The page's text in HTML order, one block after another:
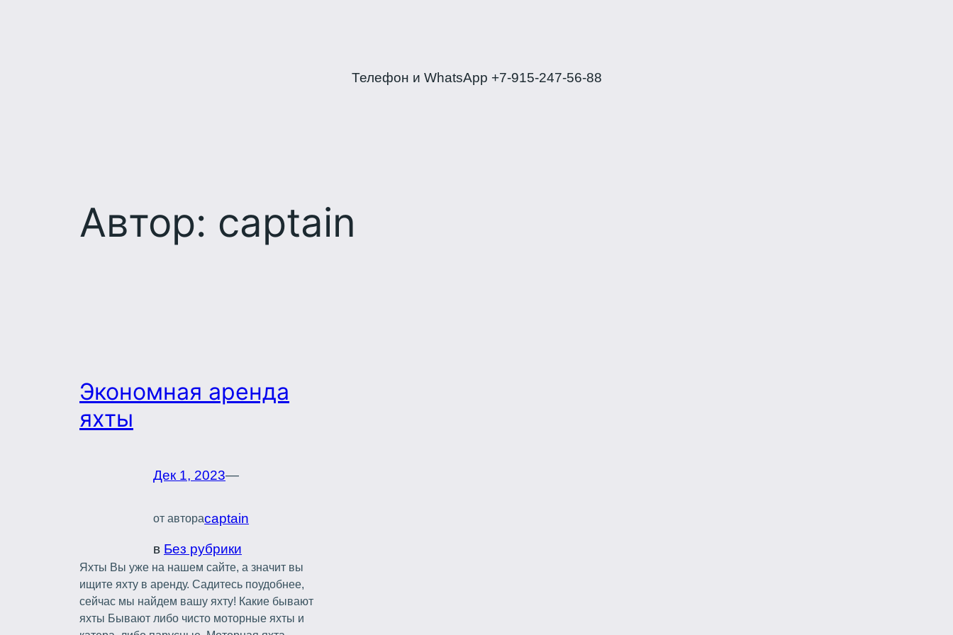
Телефон и WhatsApp +7-915-247-56-88
Автор: captain
Экономная аренда
яхты
Дек 1, 2023—
от автораcaptain
в Без рубрики
Яхты Вы уже на нашем сайте, а значит вы
ищите яхту в аренду. Садитесь поудобнее,
сейчас мы найдем вашу яхту! Какие бывают
яхты Бывают либо чисто моторные яхты и